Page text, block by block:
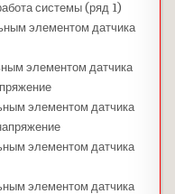
системы (ряд 1)
элементом датчика
элементом датчика
элементом датчика
элементом датчика
элементом датчика